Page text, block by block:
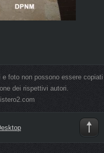
foto non possono essere copiati
dei rispettivi autori.